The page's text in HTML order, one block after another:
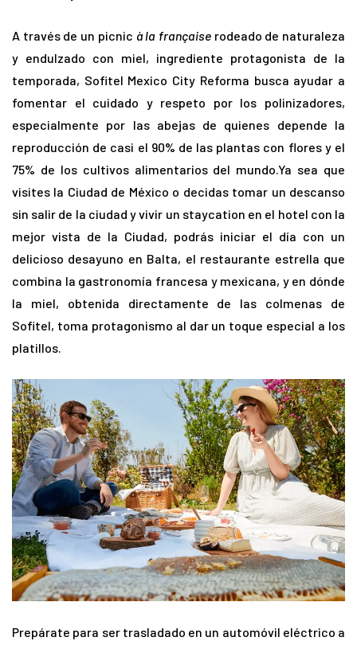
A través de un picnic à la française rodeado de naturaleza
y endulzado con miel, ingrediente protagonista de la
temporada, Sofitel Mexico City Reforma busca ayudar a
fomentar el cuidado y respeto por los polinizadores,
especialmente por las abejas de quienes depende la
reproducción de casi el 90% de las plantas con flores y el
75% de los cultivos alimentarios del mundo.Ya sea que
visites la Ciudad de México o decidas tomar un descanso
sin salir de la ciudad y vivir un staycation en el hotel con la
mejor vista de la Ciudad, podrás iniciar el día con un
delicioso desayuno en Balta, el restaurante estrella que
combina la gastronomía francesa y mexicana, y en dónde
la miel, obtenida directamente de las colmenas de
Sofitel, toma protagonismo al dar un toque especial a los
platillos.
Prepárate para ser trasladado en un automóvil eléctrico a